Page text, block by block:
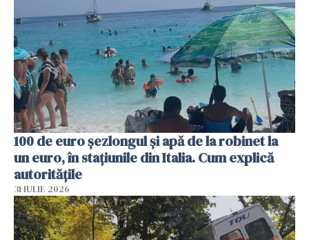
100 de euro șezlongul și apă de la robinet la
un euro, în stațiunile din Italia. Cum explică
autoritățile
31 IULIE 2026